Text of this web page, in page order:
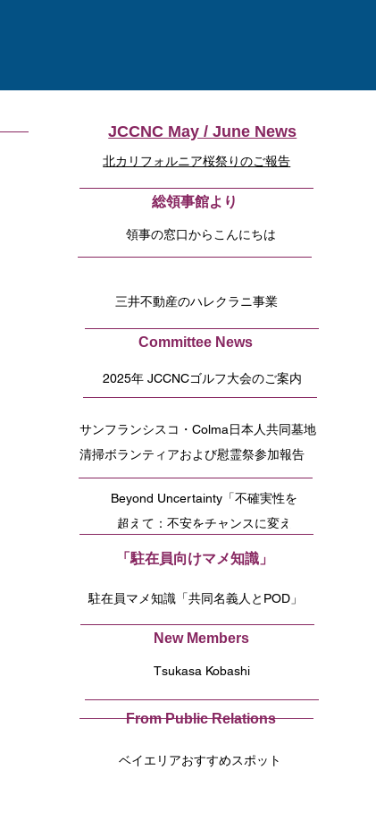
JCCNC May / June News
北カリフォルニア桜祭りのご報告
​総領事館より
領事の窓口からこんにちは
三井不動産のハレクラニ事業
Committee News
2025年 JCCNCゴルフ大会のご案内
サンフランシスコ・Colma日本人共同墓地
清掃ボランティアおよび慰霊祭参加報告
Beyond Uncertainty「不確実性を
超えて：不安をチャンスに変え
「駐在員向けマメ知識」
駐在員マメ知識「共同名義人とPOD」
New Members
Tsukasa Kobashi
From Public Relations
ベイエリアおすすめスポット